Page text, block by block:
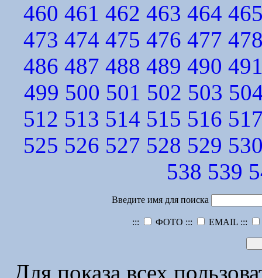
460 461 462 463 464
473 474 475 476 477
486 487 488 489 490
499 500 501 502 503
512 513 514 515 516
525 526 527 528 529
538 539
Введите имя для поиска
::: ФОТО ::: EMAIL :::
Для показа всех